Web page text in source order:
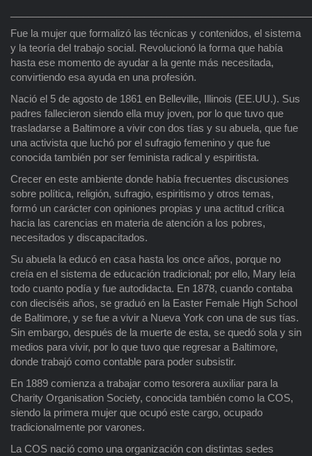
Fue la mujer que formalizó las técnicas y contenidos, el sistema
y la teoría del trabajo social. Revolucionó la forma que había
hasta ese momento de ayudar a la gente más necesitada,
convirtiendo esa ayuda en una profesión.
Nació el 5 de agosto de 1861 en Belleville, Illinois (EE.UU.). Sus
padres fallecieron siendo ella muy joven, por lo que tuvo que
trasladarse a Baltimore a vivir con dos tías y su abuela, que fue
una activista que luchó por el sufragio femenino y que fue
conocida también por ser feminista radical y espiritista.
Crecer en este ambiente donde había frecuentes discusiones
sobre política, religión, sufragio, espiritismo y otros temas,
formó un carácter con opiniones propias y una actitud crítica
hacia las carencias en materia de atención a los pobres,
necesitados y discapacitados.
Su abuela la educó en casa hasta los once años, porque no
creía en el sistema de educación tradicional; por ello, Mary leía
todo cuanto podía y fue autodidacta. En 1878, cuando contaba
con dieciséis años, se graduó en la Easter Female High School
de Baltimore, y se fue a vivir a Nueva York con una de sus tías.
Sin embargo, después de la muerte de esta, se quedó sola y sin
medios para vivir, por lo que tuvo que regresar a Baltimore,
donde trabajó como contable para poder subsistir.
En 1889 comienza a trabajar como tesorera auxiliar para la
Charity Organisation Society, conocida también como la COS,
siendo la primera mujer que ocupó este cargo, ocupado
tradicionalmente por varones.
La COS nació como una organización con distintas sedes